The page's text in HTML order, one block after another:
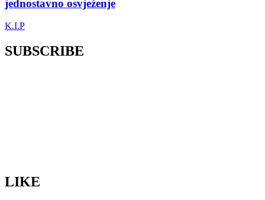
jednostavno osvježenje
K.I.P
SUBSCRIBE
LIKE